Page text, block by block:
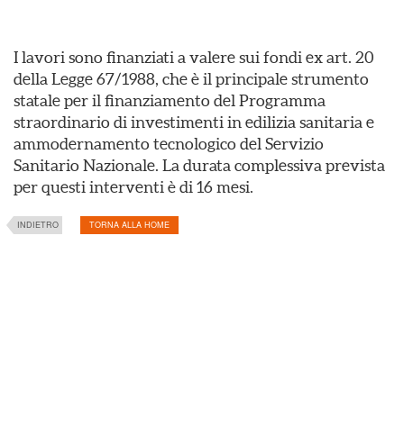
I lavori sono finanziati a valere sui fondi ex art. 20
della Legge 67/1988, che è il principale strumento
statale per il finanziamento del Programma
straordinario di investimenti in edilizia sanitaria e
ammodernamento tecnologico del Servizio
Sanitario Nazionale. La durata complessiva prevista
per questi interventi è di 16 mesi.
INDIETRO TORNA ALLA HOME